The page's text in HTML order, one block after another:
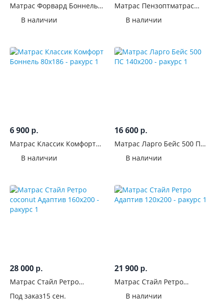
Матрас Форвард Боннель
В наличии
Матрас Пензоптматрас
В наличии
6 900 р.
Матрас Классик Комфорт
В наличии
16 600 р.
Матрас Ларго Бейс 500 ПС
В наличии
28 000 р.
Матрас Стайл Ретро
Под заказ15 сен.
21 900 р.
Матрас Стайл Ретро
В наличии
Особенности